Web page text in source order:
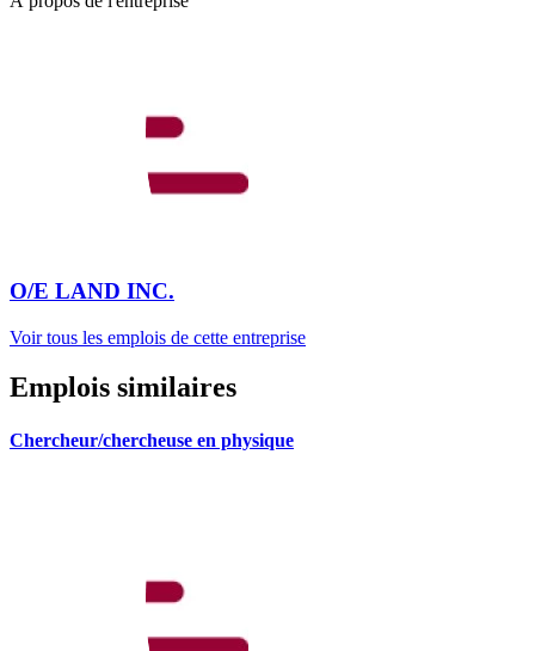
O/E LAND INC.
Voir tous les emplois de cette entreprise
Emplois similaires
Chercheur/chercheuse en physique